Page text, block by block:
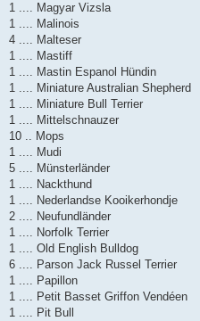
1 .... Magyar Vizsla
1 .... Malinois
4 .... Malteser
1 .... Mastiff
1 .... Mastin Espanol Hündin
1 .... Miniature Australian Shepherd
1 .... Miniature Bull Terrier
1 .... Mittelschnauzer
10 .. Mops
1 .... Mudi
5 .... Münsterländer
1 .... Nackthund
1 .... Nederlandse Kooikerhondje
2 .... Neufundländer
1 .... Norfolk Terrier
1 .... Old English Bulldog
6 .... Parson Jack Russel Terrier
1 .... Papillon
1 .... Petit Basset Griffon Vendéen
1 .... Pit Bull